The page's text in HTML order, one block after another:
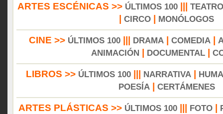
ARTES ESCÉNICAS >> ÚLTIMOS 100||| TEATRO
CIRCO MONÓLOGOS
CINE >> ÚLTIMOS 100 DRAMA COMEDIA
ANIMACIÓN
DOCUMENTAL|
LIBROS >> ÚLTIMOS 100 NARRATIVA
POESÍA| CERTÁMENES
ARTES PLÁSTICAS >> ÚLTIMOS 100 FOTO